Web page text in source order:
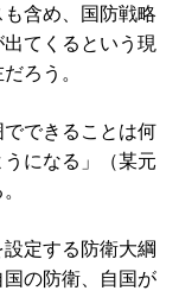
含め、国防戦略
てくるという現
ろう。
できることは何
になる」（某元
定する防衛大綱
の防衛、自国が